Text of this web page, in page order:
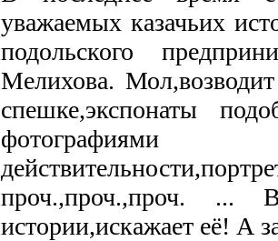
уважаемых казачьих
подольского
Мелихова.
спешке,экспонаты
проч.,проч.,проч. ...
истории,искажает её! А